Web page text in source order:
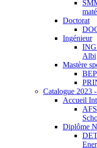
Doctorat
Ingénieur
Albi
Mastère
Catalogue 2023
Accueil
Diplôme